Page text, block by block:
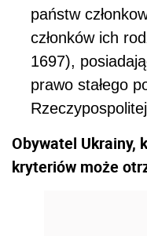
państw
członków ich
1697),
prawo stałego
Obywatel Ukrainy,
kryteriów może